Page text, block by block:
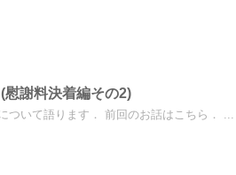
謝料決着編その2)
ついて語ります． 前回のお話はこちら． ...